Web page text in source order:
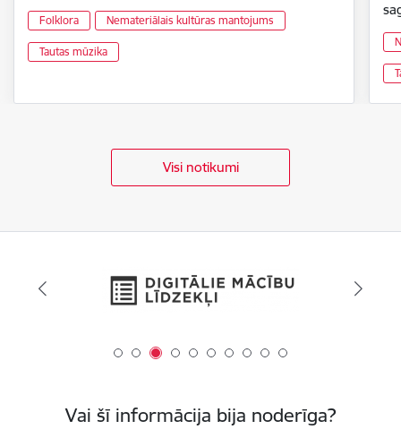
Folklora Nemateriālais kultūras mantojums
Tautas mūzika
Visi notikumi
Vai šī informācija bija noderīga?